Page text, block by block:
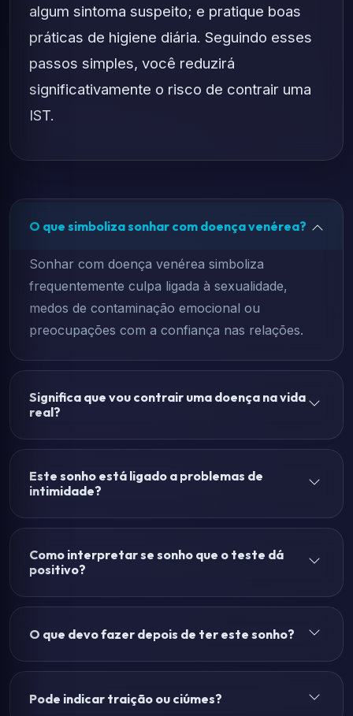
algum sintoma suspeito; e pratique boas
práticas de higiene diária. Seguindo esses
passos simples, você reduzirá
significativamente o risco de contrair uma
IST.
O que simboliza sonhar com doença venérea?
Sonhar com doença venérea simboliza
frequentemente culpa ligada à sexualidade,
medos de contaminação emocional ou
preocupações com a confiança nas relações.
Significa que vou contrair uma doença na vida
real?
Este sonho está ligado a problemas de
intimidade?
Como interpretar se sonho que o teste dá
positivo?
O que devo fazer depois de ter este sonho?
Pode indicar traição ou ciúmes?